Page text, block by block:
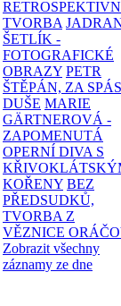
TVORBA
ŠETLÍK -
FOTOGRAFICKÉ
OBRAZY PETR
ŠTĚPÁN, ZA
DUŠE MARIE
GÄRTNEROVÁ -
ZAPOMENUTÁ
OPERNÍ DIVA S
KOŘENY BEZ
PŘEDSUDKŮ,
TVORBA Z
VĚZNICE
Zobrazit všechny
záznamy ze dne